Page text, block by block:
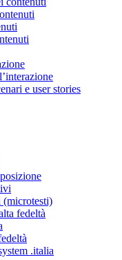
e user stories
(microtesti)
fedeltà
.italia